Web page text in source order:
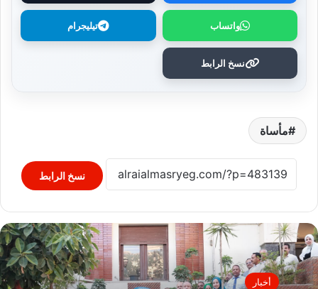
واتساب تيليجرام
نسخ الرابط
مأساة
نسخ الرابط
أخبار